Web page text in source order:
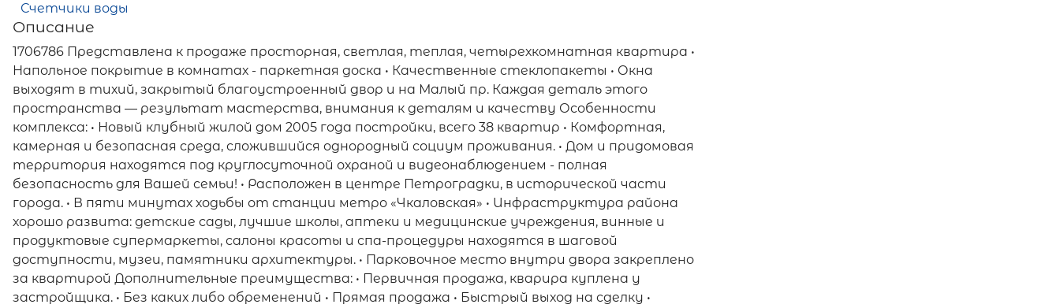
Счетчики воды
Описание
1706786 Представлена к продаже просторная, светлая, теплая, четырехкомнатная квартира •
Напольное покрытие в комнатах - паркетная доска • Качественные стеклопакеты • Окна
выходят в тихий, закрытый благоустроенный двор и на Малый пр. Каждая деталь этого
пространства — результат мастерства, внимания к деталям и качеству Особенности
комплекса: • Новый клубный жилой дом 2005 года постройки, всего 38 квартир • Комфортная,
камерная и безопасная среда, сложившийся однородный социум проживания. • Дом и придомовая
территория находятся под круглосуточной охраной и видеонаблюдением - полная
безопасность для Вашей семьи! • Расположен в центре Петроградки, в исторической части
города. • В пяти минутах ходьбы от станции метро «Чкаловская» • Инфраструктура района
хорошо развита: детские сады, лучшие школы, аптеки и медицинские учреждения, винные и
продуктовые супермаркеты, салоны красоты и спа-процедуры находятся в шаговой
доступности, музеи, памятники архитектуры. • Парковочное место внутри двора закреплено
за квартирой Дополнительные преимущества: • Первичная продажа, кварира куплена у
застройщика. • Без каких либо обременений • Прямая продажа • Быстрый выход на сделку •